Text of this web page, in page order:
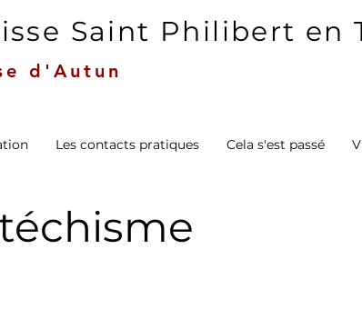
Saint Philibert en
d'Autun
Les contacts pratiques Cela s'est passé